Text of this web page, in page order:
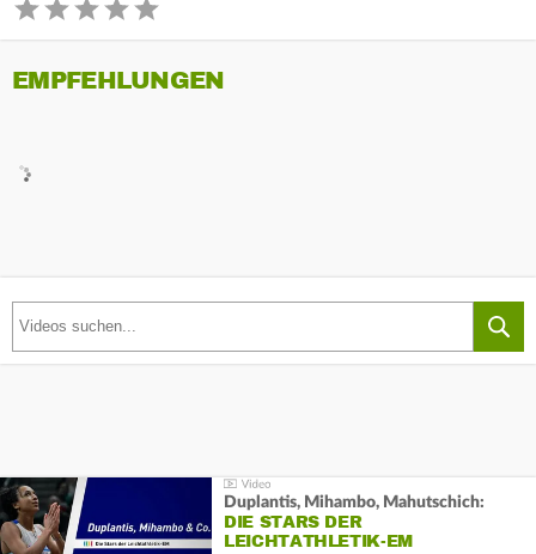
EMPFEHLUNGEN
Duplantis, Mihambo, Mahutschich:
DIE STARS DER
LEICHTATHLETIK-EM